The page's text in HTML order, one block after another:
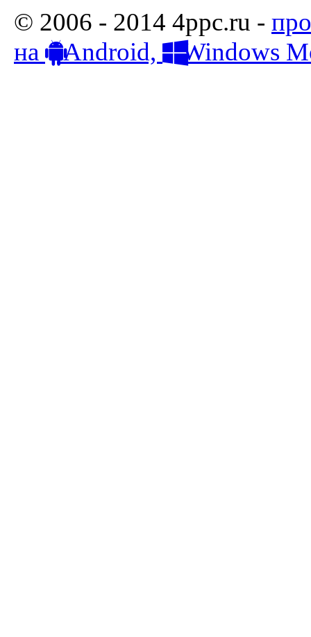
© 2006 - 2014 4ppc.ru -
на
Android, Windows